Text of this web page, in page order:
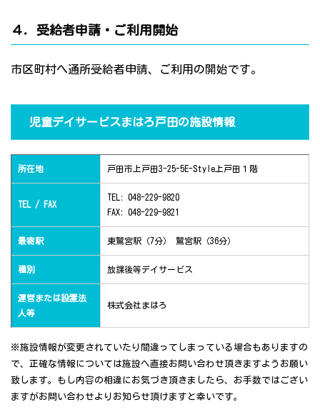
４．受給者申請・ご利用開始
市区町村へ通所受給者申請、ご利用の開始です。
児童デイサービスまはろ戸田の施設情報
所在地 戸田市上戸田3-25-5E-Style上戸田１階
TEL / FAX
TEL: 048-229-9820
FAX: 048-229-9821
最寄駅 東鷲宮駅（7分） 鷲宮駅（36分）
種別 放課後等デイサービス
運営または設置法
人等
株式会社まはろ
※施設情報が変更されていたり間違ってしまっている場合もありますの
で、正確な情報については施設へ直接お問い合わせ頂きますようお願い
致します。もし内容の相違にお気づき頂きましたら、お手数ではござい
ますがお問い合わせよりお知らせ頂けますと幸いです。